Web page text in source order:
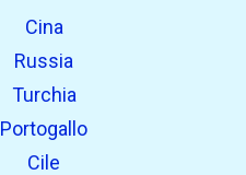
Cina
Russia
Turchia
Portogallo
Cile